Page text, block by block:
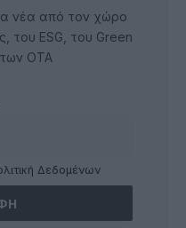
νέα από τον χώρο
του ESG, του Green
των ΟΤΑ
Δεδομένων